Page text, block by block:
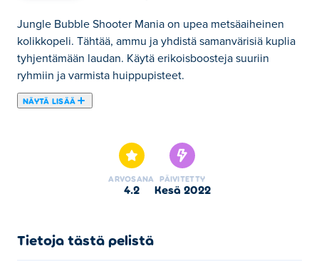
Jungle Bubble Shooter Mania on upea metsäaiheinen
kolikkopeli. Tähtää, ammu ja yhdistä samanvärisiä kuplia
tyhjentämään laudan. Käytä erikoisboosteja suuriin
ryhmiin ja varmista huippupisteet.
NÄYTÄ LISÄÄ
Pulmapelit -kategorian peleistä.
ARVOSANA
4.2
PÄIVITETTY
kesä 2022
Tietoja tästä pelistä